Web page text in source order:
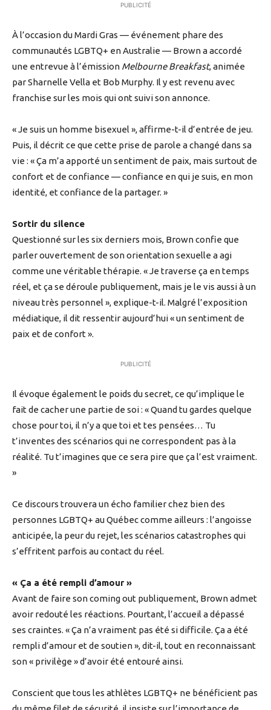
PUBLICITÉ
À l’occasion du Mardi Gras — événement phare des
communautés LGBTQ+ en Australie — Brown a accordé
une entrevue à l’émission Melbourne Breakfast, animée
par Sharnelle Vella et Bob Murphy. Il y est revenu avec
franchise sur les mois qui ont suivi son annonce.
« Je suis un homme bisexuel », affirme-t-il d’entrée de jeu.
Puis, il décrit ce que cette prise de parole a changé dans sa
vie : « Ça m’a apporté un sentiment de paix, mais surtout de
confort et de confiance — confiance en qui je suis, en mon
identité, et confiance de la partager. »
Sortir du silence
Questionné sur les six derniers mois, Brown confie que
parler ouvertement de son orientation sexuelle a agi
comme une véritable thérapie. « Je traverse ça en temps
réel, et ça se déroule publiquement, mais je le vis aussi à un
niveau très personnel », explique-t-il. Malgré l’exposition
médiatique, il dit ressentir aujourd’hui « un sentiment de
paix et de confort ».
PUBLICITÉ
Il évoque également le poids du secret, ce qu’implique le
fait de cacher une partie de soi : « Quand tu gardes quelque
chose pour toi, il n’y a que toi et tes pensées… Tu
t’inventes des scénarios qui ne correspondent pas à la
réalité. Tu t’imagines que ce sera pire que ça l’est vraiment.
»
Ce discours trouvera un écho familier chez bien des
personnes LGBTQ+ au Québec comme ailleurs : l’angoisse
anticipée, la peur du rejet, les scénarios catastrophes qui
s’effritent parfois au contact du réel.
« Ça a été rempli d’amour »
Avant de faire son coming out publiquement, Brown admet
avoir redouté les réactions. Pourtant, l’accueil a dépassé
ses craintes. « Ça n’a vraiment pas été si difficile. Ça a été
rempli d’amour et de soutien », dit-il, tout en reconnaissant
son « privilège » d’avoir été entouré ainsi.
Conscient que tous les athlètes LGBTQ+ ne bénéficient pas